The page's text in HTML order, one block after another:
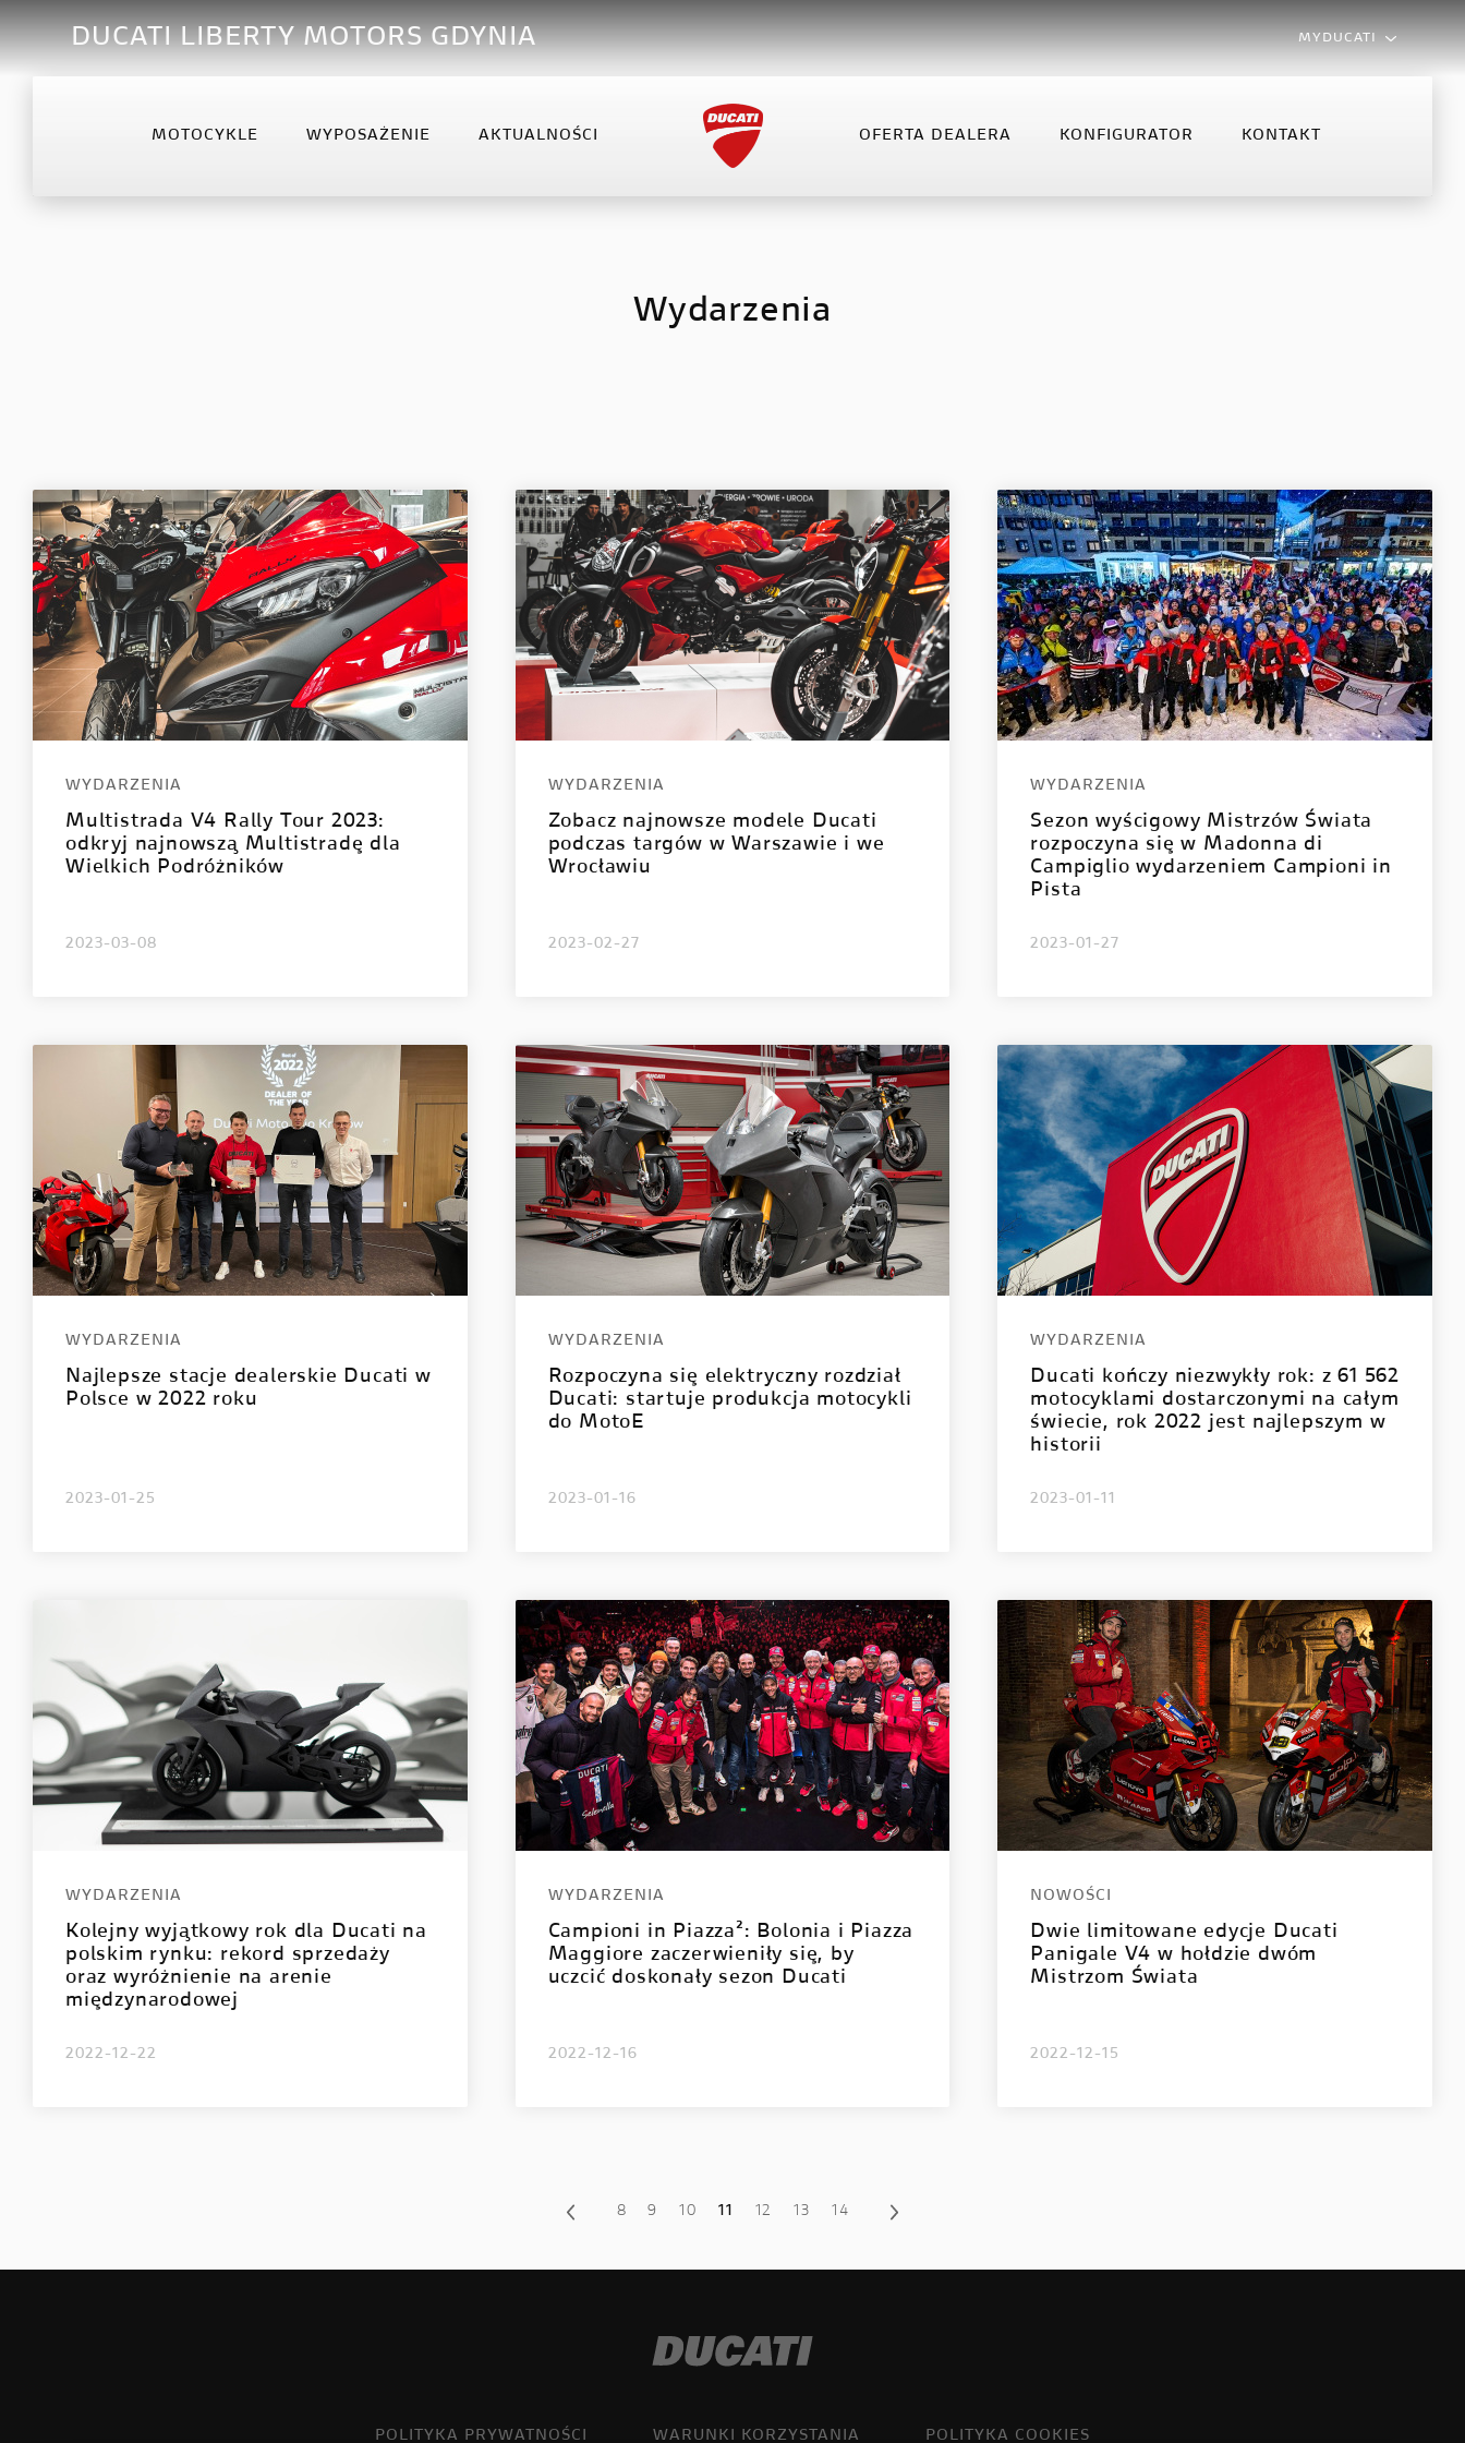
DUCATI LIBERTY MOTORS GDYNIA MYDUCATI
MOTOCYKLE WYPOSAŻENIE AKTUALNOŚCI OFERTA DEALERA KONFIGURATOR KONTAKT
Hypermotard V2
Multistrada V4 RS
STREETFIGHTER
Streetfighter V2
Streetfighter V2 S
Streetfighter V4
Streetfighter V4 S
PANIGALE
Panigale V2 S
Panigale V2 MM93
Panigale V2 FB63
E-BIKE
MIG-S
TK-01RR
Futa AXS
Futa All-Road
Wydarzenia
WYDARZENIA
Multistrada V4 Rally Tour 2023:
odkryj najnowszą Multistradę dla
Wielkich Podróżników
2023-03-08
WYDARZENIA
Zobacz najnowsze modele Ducati
podczas targów w Warszawie i we
Wrocławiu
2023-02-27
WYDARZENIA
Sezon wyścigowy Mistrzów Świata
rozpoczyna się w Madonna di
Campiglio wydarzeniem Campioni in
Pista
2023-01-27
WYDARZENIA
Najlepsze stacje dealerskie Ducati w
Polsce w 2022 roku
2023-01-25
WYDARZENIA
Rozpoczyna się elektryczny rozdział
Ducati: startuje produkcja motocykli
do MotoE
2023-01-16
WYDARZENIA
Ducati kończy niezwykły rok: z 61 562
motocyklami dostarczonymi na całym
świecie, rok 2022 jest najlepszym w
historii
2023-01-11
WYDARZENIA
Kolejny wyjątkowy rok dla Ducati na
polskim rynku: rekord sprzedaży
oraz wyróżnienie na arenie
międzynarodowej
2022-12-22
WYDARZENIA
Campioni in Piazza²: Bolonia i Piazza
Maggiore zaczerwieniły się, by
uczcić doskonały sezon Ducati
2022-12-16
NOWOŚCI
Dwie limitowane edycje Ducati
Panigale V4 w hołdzie dwóm
Mistrzom Świata
2022-12-15
8 9 10 11 12 13 14
POLITYKA PRYWATNOŚCI WARUNKI KORZYSTANIA POLITYKA COOKIES